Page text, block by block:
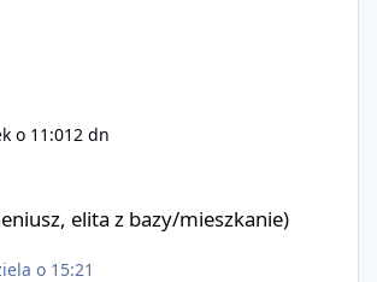
o 11:01 2 dn
elita z bazy/mieszkanie)
o 15:21